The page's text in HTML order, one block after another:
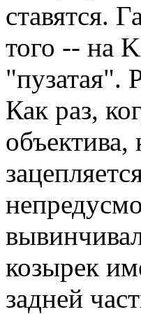
ставятся.
того -- на
"пузатая".
Как раз,
козырек
задней